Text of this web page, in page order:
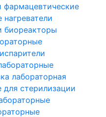
фармацевтические
биореакторы
лабораторная
для стерилизации